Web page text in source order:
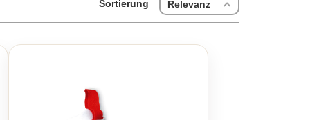
Sortierung Relevanz